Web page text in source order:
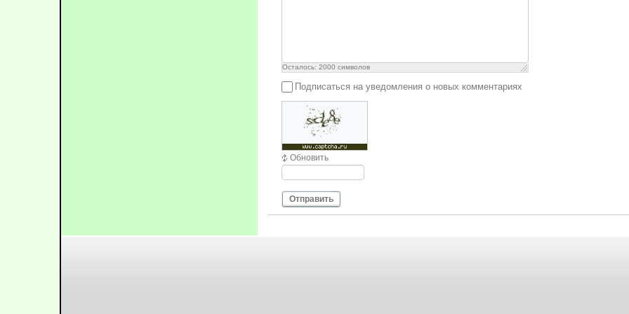
Осталось:2000 символов
Подписаться на уведомления о новых комментариях
Обновить
Отправить